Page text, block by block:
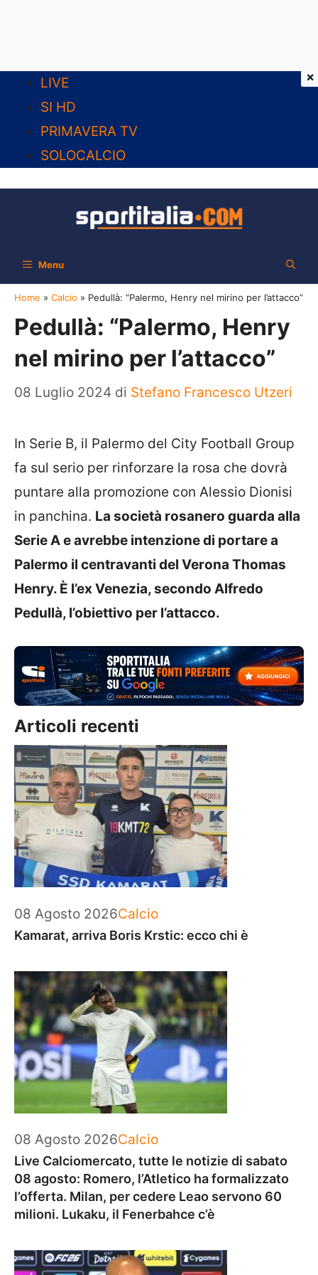
contenuto
LIVE
SI HD
PRIMAVERA TV
SOLOCALCIO
Menu
Home » Calcio » Pedullà: “Palermo, Henry nel mirino per l’attacco”
Pedullà: “Palermo, Henry
nel mirino per l’attacco”
08 Luglio 2024 di Stefano Francesco Utzeri
In Serie B, il Palermo del City Football Group
fa sul serio per rinforzare la rosa che dovrà
puntare alla promozione con Alessio Dionisi
in panchina. La società rosanero guarda alla
Serie A e avrebbe intenzione di portare a
Palermo il centravanti del Verona Thomas
Henry. È l’ex Venezia, secondo Alfredo
Pedullà, l’obiettivo per l’attacco.
Articoli recenti
08 Agosto 2026Categorie
Calcio
Kamarat, arriva Boris Krstic: ecco chi è
08 Agosto 2026Categorie
Calcio
Live Calciomercato, tutte le notizie di sabato
08 agosto: Romero, l’Atletico ha formalizzato
l’offerta. Milan, per cedere Leao servono 60
milioni. Lukaku, il Fenerbahce c’è
×